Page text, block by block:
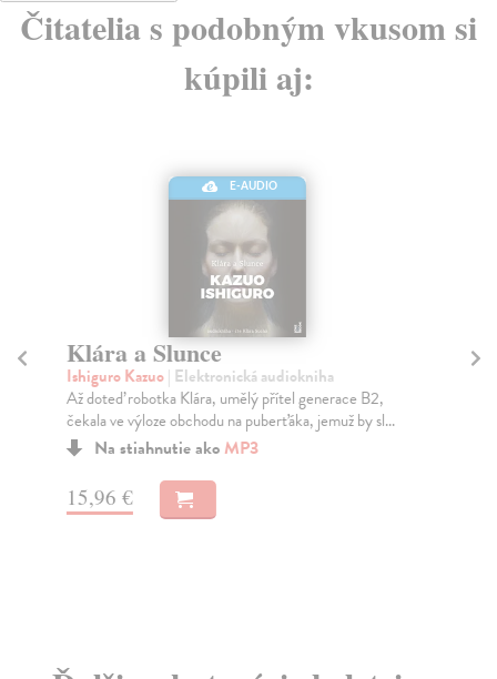
Čitatelia s podobným vkusom si
kúpili aj:
E-AUDIO
Klára a Slunce
Ishiguro Kazuo| Elektronická audiokniha
Až doteď robotka Klára, umělý přítel generace B2,
čekala ve výloze obchodu na puberťáka, jemuž by sl...
Na stiahnutie ako MP3
15,96 €